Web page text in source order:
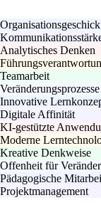
Organisationsgeschick
Analytisches Denken
Teamarbeit
Veränderungsprozesse
Innovative
Digitale Affinität
KI-gestützte
Moderne
Kreative Denkweise
Offenheit für
Pädagogische
Projektmanagement